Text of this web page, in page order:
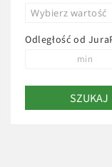
Wybierz wartość
Odległość od